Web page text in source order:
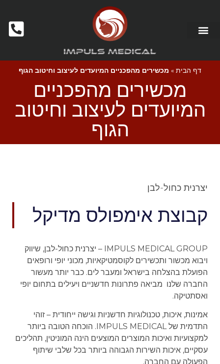
דף הבית » מכשירים מהפכניים המיועדים לעיצוב וחיטוב הגוף
מכשירים מהפכניים
המיועדים לעיצוב וחיטוב
הגוף
יצרנית כחול-לבן
קבוצת אימפולס מדיקל
IMPULS MEDICAL GROUP – יצרנית כחול-לבן, שיווק
ויבוא מכשור ותכשירים לקוסמטיקאיות, מכוני יופי ורופאים
הפועלת בהצלחה בישראל ומעבר לים. כבר יותר מעשור
החברה שלנו מביאה פתרונות חדשניים ויעילים בתחום יופי
ואסתטיקה.
אמינות, איכות, טכנולוגיות חדשניות וגישה ייחודית – זוהי
התדמית של IMPULS MEDICAL.
הוכחה הטובה ביותר
למקצועיות ואיכות המוצרים המוצעים הינה המוניטין, תהליכים
עסקיים, איכות השירות הגבוהה ביותר בכל שלבי שיתוף
הפעולה עם החברה.